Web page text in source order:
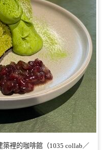
築裡的咖啡館（1035 collab／